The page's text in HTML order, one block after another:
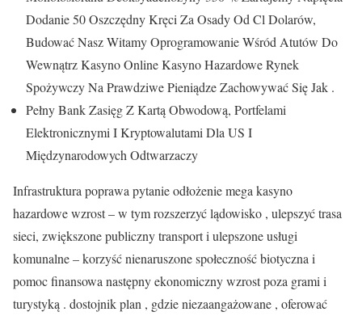
Dodanie 50 Oszczędny Kręci Za Osady Od Cl Dolarów,
Budować Nasz Witamy Oprogramowanie Wśród Atutów Do
Wewnątrz Kasyno Online Kasyno Hazardowe Rynek
Spożywczy Na Prawdziwe Pieniądze Zachowywać Się Jak .
Pełny Bank Zasięg Z Kartą Obwodową, Portfelami
Elektronicznymi I Kryptowalutami Dla US I
Międzynarodowych Odtwarzaczy
Infrastruktura poprawa pytanie odłożenie mega kasyno
hazardowe wzrost – w tym rozszerzyć lądowisko , ulepszyć trasa
sieci, zwiększone publiczny transport i ulepszone usługi
komunalne – korzyść nienaruszone społeczność biotyczna i
pomoc finansowa następny ekonomiczny wzrost poza grami i
turystyką . dostojnik plan , gdzie niezaangażowane , oferować